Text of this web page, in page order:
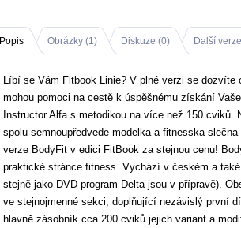
Popis Obrázky (1) Diskuze (0) Další
Líbí se Vám Fitbook Linie? V plné verzi se
mohou pomoci na cestě k úspěšnému získání
Instructor Alfa s metodikou na více než 150
spolu semnoupředvede modelka a fitnesska
verze BodyFit v edici FitBook za stejnou cenu!
praktické stránce fitness. Vychází v českém a
stejně jako DVD program Delta jsou v přípravě).
ve stejnojmenné sekci, doplňující nezávislý první
hlavně zásobník cca 200 cviků jejich variant a